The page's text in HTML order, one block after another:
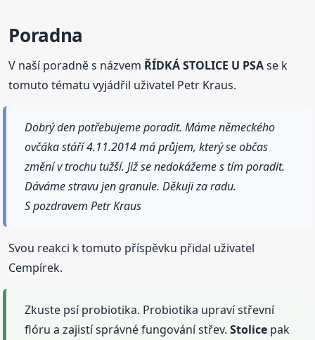
Poradna
V naší poradně s názvem ŘÍDKÁ STOLICE U PSAse k
tomuto tématu vyjádřil uživatel Petr Kraus.
Dobrý den potřebujeme poradit. Máme německého
ovčáka stáří 4.11.2014 má průjem, který se občas
změní v trochu tužší. Již se nedokážeme s tím poradit.
Dáváme stravu jen granule. Děkuji za radu.
S pozdravem Petr Kraus
Svou reakci k tomuto příspěvku přidal uživatel
Cempírek.
Zkuste psí probiotika. Probiotika upraví střevní
flóru a zajistí správné fungování střev.Stolice pak